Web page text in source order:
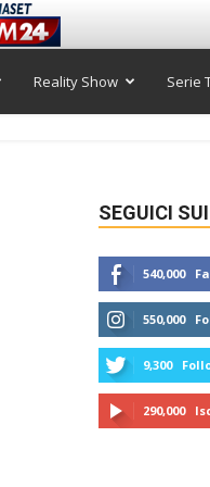
Reality Show Serie
SEGUICI
540,000
550,000
9,300
290,000